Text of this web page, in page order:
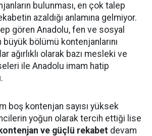
bulunması, en çok talep
azaldığı anlamına gelmiyor.
gören Anadolu, fen ve sosyal
bölümü kontenjanlarını
ağırlıklı olarak bazı mesleki ve
ile Anadolu imam hatip
boş kontenjan sayısı yüksek
yoğun olarak tercih ettiği lise
kontenjan ve güçlü rekabet devam